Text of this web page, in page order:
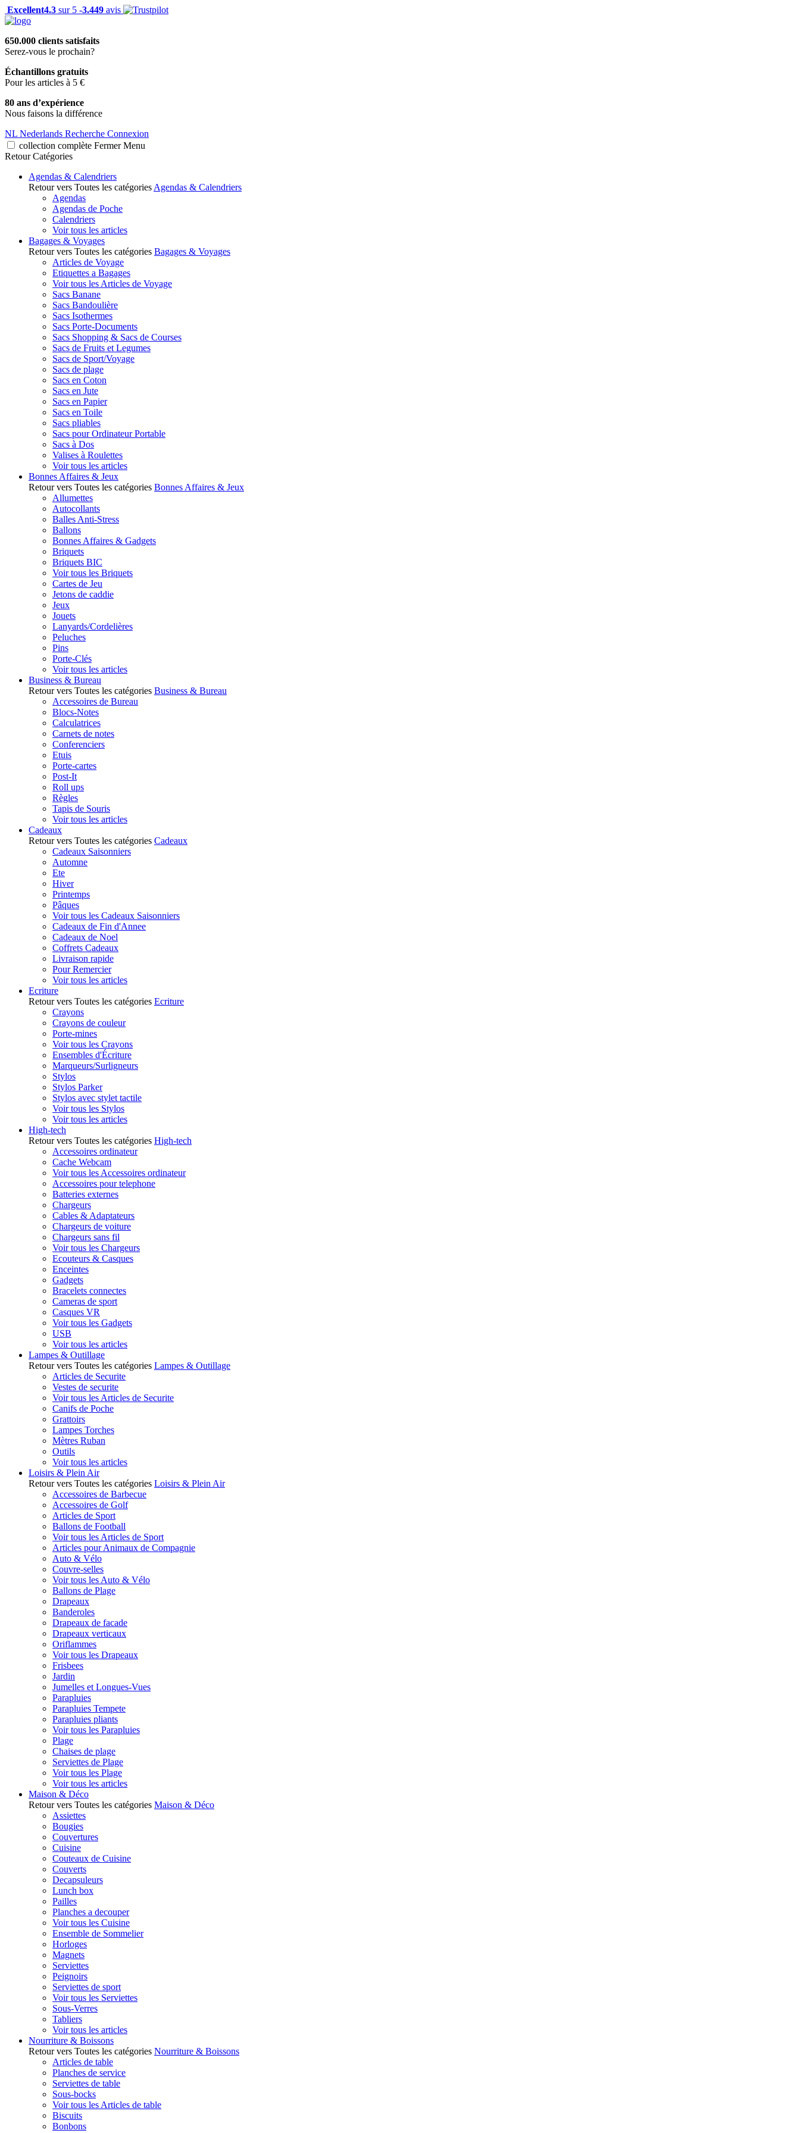
Excellent4.3 sur 5 -3.449 avis
650.000 clients satisfaits
Serez-vous le prochain?
Échantillons gratuits
Pour les articles à 5 €
80 ans d’expérience
Nous faisons la différence
NL Nederlands Recherche Connexion
collection complète Fermer Menu
Retour Catégories
Agendas & Calendriers
Retour vers Toutes les catégories Agendas & Calendriers
Agendas
Agendas de Poche
Calendriers
Voir tous les articles
Bagages & Voyages
Retour vers Toutes les catégories Bagages & Voyages
Articles de Voyage
Etiquettes a Bagages
Voir tous les Articles de Voyage
Sacs Banane
Sacs Bandoulière
Sacs Isothermes
Sacs Porte-Documents
Sacs Shopping & Sacs de Courses
Sacs de Fruits et Legumes
Sacs de Sport/Voyage
Sacs de plage
Sacs en Coton
Sacs en Jute
Sacs en Papier
Sacs en Toile
Sacs pliables
Sacs pour Ordinateur Portable
Sacs à Dos
Valises à Roulettes
Voir tous les articles
Bonnes Affaires & Jeux
Retour vers Toutes les catégories Bonnes Affaires & Jeux
Allumettes
Autocollants
Balles Anti-Stress
Ballons
Bonnes Affaires & Gadgets
Briquets
Briquets BIC
Voir tous les Briquets
Cartes de Jeu
Jetons de caddie
Jeux
Jouets
Lanyards/Cordelières
Peluches
Pins
Porte-Clés
Voir tous les articles
Business & Bureau
Retour vers Toutes les catégories Business & Bureau
Accessoires de Bureau
Blocs-Notes
Calculatrices
Carnets de notes
Conferenciers
Etuis
Porte-cartes
Post-It
Roll ups
Règles
Tapis de Souris
Voir tous les articles
Cadeaux
Retour vers Toutes les catégories Cadeaux
Cadeaux Saisonniers
Automne
Ete
Hiver
Printemps
Pâques
Voir tous les Cadeaux Saisonniers
Cadeaux de Fin d'Annee
Cadeaux de Noel
Coffrets Cadeaux
Livraison rapide
Pour Remercier
Voir tous les articles
Ecriture
Retour vers Toutes les catégories Ecriture
Crayons
Crayons de couleur
Porte-mines
Voir tous les Crayons
Ensembles d'Écriture
Marqueurs/Surligneurs
Stylos
Stylos Parker
Stylos avec stylet tactile
Voir tous les Stylos
Voir tous les articles
High-tech
Retour vers Toutes les catégories High-tech
Accessoires ordinateur
Cache Webcam
Voir tous les Accessoires ordinateur
Accessoires pour telephone
Batteries externes
Chargeurs
Cables & Adaptateurs
Chargeurs de voiture
Chargeurs sans fil
Voir tous les Chargeurs
Ecouteurs & Casques
Enceintes
Gadgets
Bracelets connectes
Cameras de sport
Casques VR
Voir tous les Gadgets
USB
Voir tous les articles
Lampes & Outillage
Retour vers Toutes les catégories Lampes & Outillage
Articles de Securite
Vestes de securite
Voir tous les Articles de Securite
Canifs de Poche
Grattoirs
Lampes Torches
Mètres Ruban
Outils
Voir tous les articles
Loisirs & Plein Air
Retour vers Toutes les catégories Loisirs & Plein Air
Accessoires de Barbecue
Accessoires de Golf
Articles de Sport
Ballons de Football
Voir tous les Articles de Sport
Articles pour Animaux de Compagnie
Auto & Vélo
Couvre-selles
Voir tous les Auto & Vélo
Ballons de Plage
Drapeaux
Banderoles
Drapeaux de facade
Drapeaux verticaux
Oriflammes
Voir tous les Drapeaux
Frisbees
Jardin
Jumelles et Longues-Vues
Parapluies
Parapluies Tempete
Parapluies pliants
Voir tous les Parapluies
Plage
Chaises de plage
Serviettes de Plage
Voir tous les Plage
Voir tous les articles
Maison & Déco
Retour vers Toutes les catégories Maison & Déco
Assiettes
Bougies
Couvertures
Cuisine
Couteaux de Cuisine
Couverts
Decapsuleurs
Lunch box
Pailles
Planches a decouper
Voir tous les Cuisine
Ensemble de Sommelier
Horloges
Magnets
Serviettes
Peignoirs
Serviettes de sport
Voir tous les Serviettes
Sous-Verres
Tabliers
Voir tous les articles
Nourriture & Boissons
Retour vers Toutes les catégories Nourriture & Boissons
Articles de table
Planches de service
Serviettes de table
Sous-bocks
Voir tous les Articles de table
Biscuits
Bonbons